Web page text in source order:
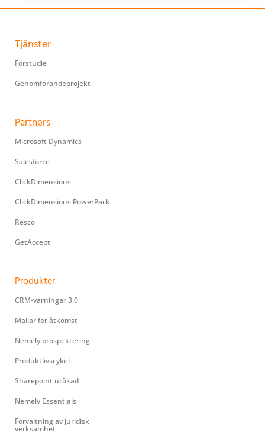
Tjänster
Förstudie
Genomförandeprojekt
Partners
Microsoft Dynamics
Salesforce
ClickDimensions
ClickDimensions PowerPack
Resco
GetAccept
Produkter
CRM-varningar 3.0
Mallar för åtkomst
Nemely prospektering
Produktlivscykel
Sharepoint utökad
Nemely Essentials
Förvaltning av juridisk
verksamhet